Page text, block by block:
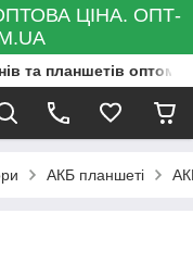
ЦІНА. ОПТ-
та планшетів оптом
АКБ планшеті